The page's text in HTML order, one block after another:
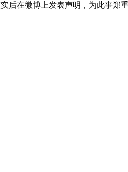
在微博上发表声明，为此事郑